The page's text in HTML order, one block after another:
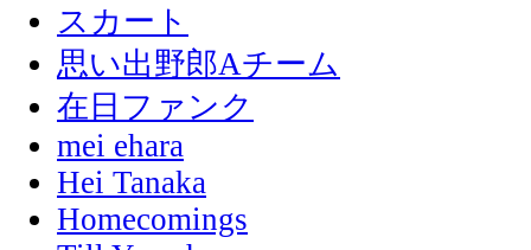
スカート
思い出野郎Aチーム
在日ファンク
mei ehara
Hei Tanaka
Homecomings